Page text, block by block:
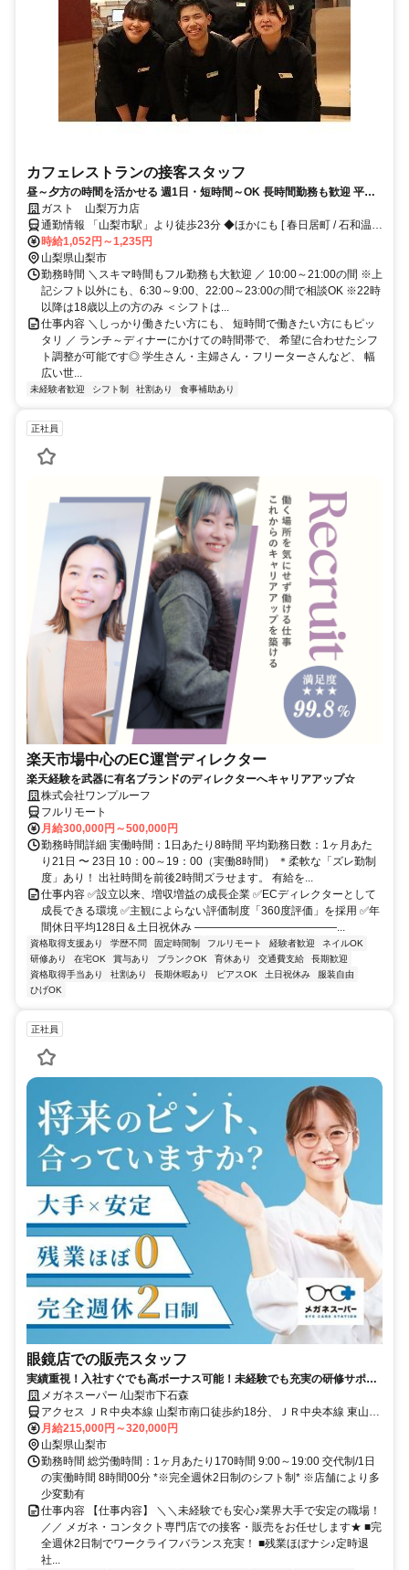
カフェレストランの接客スタッフ
昼～夕方の時間を活かせる 週1日・短時間～OK 長時間勤務も歓迎 平日
だけ・土日だけもOK◎交通費支給や食事補助など待遇充実で、未経験で
も安心スタート
ガスト 山梨万力店
通勤情報 「山梨市駅」より徒歩23分 ◆ほかにも [ 春日居町 / 石和温泉
/ 酒折 / 塩山 ] からも車で5～29分程度!!※自転車 / 車 / バイク通勤OK
時給1,052円～1,235円
山梨県山梨市
勤務時間 ＼スキマ時間もフル勤務も大歓迎 ／ 10:00～21:00の間 ※上
記シフト以外にも、6:30～9:00、22:00～23:00の間で相談OK ※22時
以降は18歳以上の方のみ ＜シフトは...
仕事内容 ＼しっかり働きたい方にも、 短時間で働きたい方にもピッ
タリ ／ ランチ～ディナーにかけての時間帯で、 希望に合わせたシフ
ト調整が可能です◎ 学生さん・主婦さん・フリーターさんなど、 幅
広い世...
未経験者歓迎 シフト制 社割あり 食事補助あり
正社員
楽天市場中心のEC運営ディレクター
楽天経験を武器に有名ブランドのディレクターへキャリアアップ☆
株式会社ワンプルーフ
フルリモート
月給300,000円～500,000円
勤務時間詳細 実働時間：1日あたり8時間 平均勤務日数：1ヶ月あた
り21日 〜 23日 10：00～19：00（実働8時間） ＊柔軟な「ズレ勤制
度」あり！ 出社時間を前後2時間ズラせます。 有給を...
仕事内容 ✅設立以来、増収増益の成長企業 ✅ECディレクターとして
成長できる環境 ✅主観によらない評価制度「360度評価」を採用 ✅年
間休日平均128日＆土日祝休み ―――――――――――――...
資格取得支援あり 学歴不問 固定時間制 フルリモート 経験者歓迎
ネイルOK
研修あり
在宅OK 賞与あり ブランクOK 育休あり 交通費支給
長期歓迎
資格取得手当あり
社割あり 長期休暇あり ピアスOK 土日祝休み
服装自由
ひげOK
正社員
眼鏡店での販売スタッフ
実績重視！入社すぐでも高ボーナス可能！未経験でも充実の研修サポー
ト。希望勤務地かなえます！
メガネスーパー /山梨市下石森
アクセス ＪＲ中央本線 山梨市南口徒歩約18分、ＪＲ中央本線 東山梨
徒歩約32分、ＪＲ中央本線 春日居町徒歩約40分
月給215,000円～320,000円
山梨県山梨市
勤務時間 総労働時間：1ヶ月あたり170時間 9:00～19:00 交代制/1日
の実働時間 8時間00分 *※完全週休2日制のシフト制* ※店舗により多
少変動有
仕事内容 【仕事内容】 ＼＼未経験でも安心♪業界大手で安定の職場！
／／ メガネ・コンタクト専門店での接客・販売をお任せします★ ■完
全週休2日制でワークライフバランス充実！ ■残業ほぼナシ♪定時退
社...